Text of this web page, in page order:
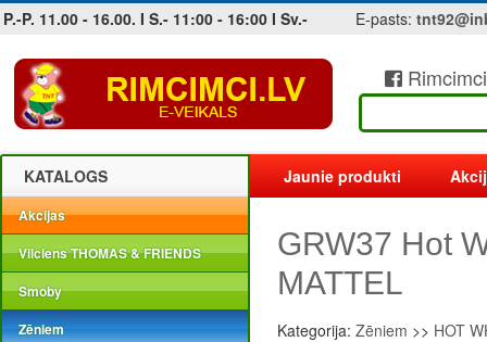
P.-P. 11.00 - 16.00. I S.- 11:00 - 16:00 I Sv.- E-pasts:
Jobs at sea and maritime vacancies
KATALOGS
Akcijas
Vilciens THOMAS & FRIENDS
Smoby
Zēniem
Jaunie produkti
GRW37 Hot
MATTEL
Kategorija: Zēniem >> HOT